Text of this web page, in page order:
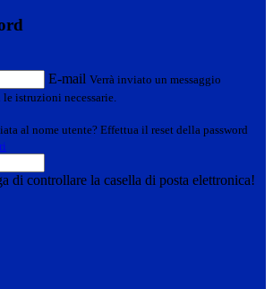
E-mail Verrà inviato un messaggio
istruzioni necessarie.
al nome utente? Effettua il reset della password
di controllare la casella di posta elettronica!